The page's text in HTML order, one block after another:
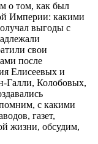
о том, как был
Империи: какими
выгоды с
свои
после
Елисеевых и
Галли, Колобовых,
с какими
газет,
жизни, обсудим,